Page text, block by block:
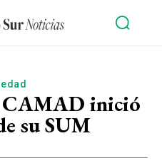
CAMAD inició
su SUM